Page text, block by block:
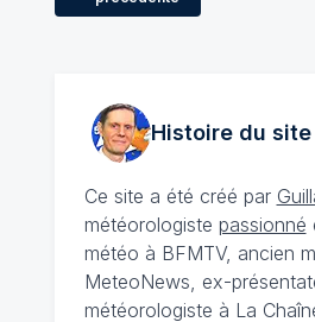
Histoire du
Ce site a été créé par
météorologiste passionné
météo à BFMTV, ancien
MeteoNews, ex-
météorologiste à La